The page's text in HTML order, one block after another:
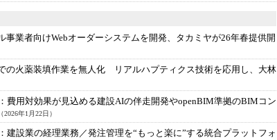
事業者向けWebオーダーシステムを開発、タカミヤが26年春提供開
の火薬装填作業を無人化 リアルハプティクス技術を応用し、大林
費用対効果が見込める建設AIの伴走開発やopenBIM準拠のBIMコン
（2026年1月22日）
建設業の経理業務／発注管理を“もっと楽に”する統合プラットフォ